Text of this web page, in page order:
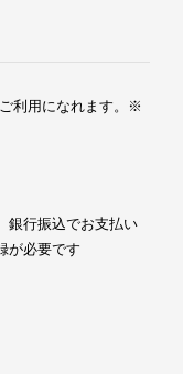
利用になれます。※
銀行振込でお支払い
が必要です